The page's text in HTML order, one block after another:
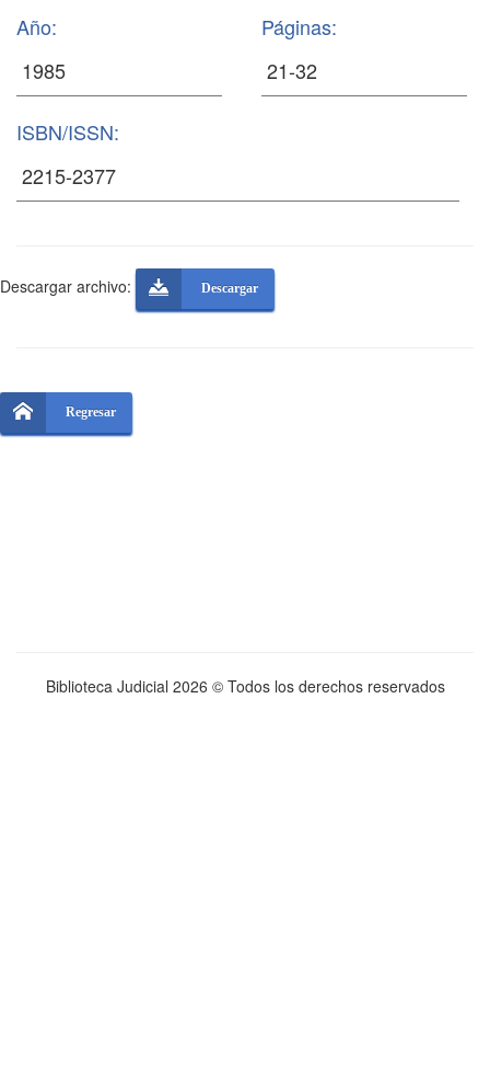
Año: Páginas:
ISBN/ISSN:
Descargar archivo: Descargar
Regresar
Biblioteca Judicial 2026 © Todos los derechos reservados